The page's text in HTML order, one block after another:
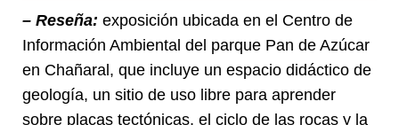
– Reseña: exposición ubicada en el Centro de
Información Ambiental del parque Pan de Azúcar
en Chañaral, que incluye un espacio didáctico de
geología, un sitio de uso libre para aprender
sobre placas tectónicas, el ciclo de las rocas y la